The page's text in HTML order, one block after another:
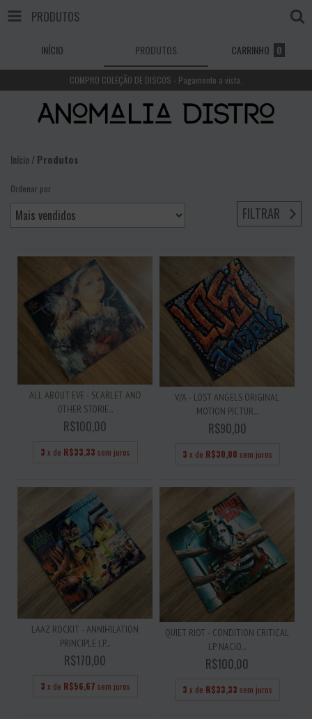
PRODUTOS
INÍCIO PRODUTOS CARRINHO 0
COMPRO COLEÇÃO DE DISCOS - Pagamento a vista.
Início /Produtos
Ordenar por
FILTRAR
ALL ABOUT EVE - SCARLET AND
OTHER STORIE...
R$100,00
3 x de R$33,33 sem juros
V/A - LOST ANGELS ORIGINAL
MOTION PICTUR...
R$90,00
3 x de R$30,00 sem juros
LAAZ ROCKIT - ANNIHILATION
PRINCIPLE LP...
R$170,00
3 x de R$56,67 sem juros
QUIET RIOT - CONDITION CRITICAL
LP NACIO...
R$100,00
3 x de R$33,33 sem juros